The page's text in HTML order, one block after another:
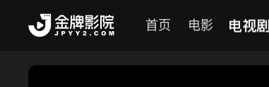
首页 电影 电视剧